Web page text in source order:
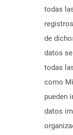
todas
de
datos
todas
como
pueden
datos